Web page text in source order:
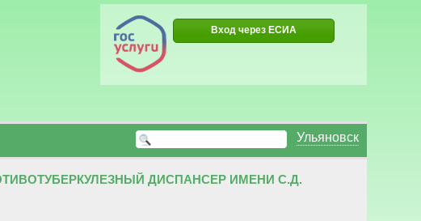
Вход через ЕСИА
Ульяновск
ДИСПАНСЕР ИМЕНИ С.Д.